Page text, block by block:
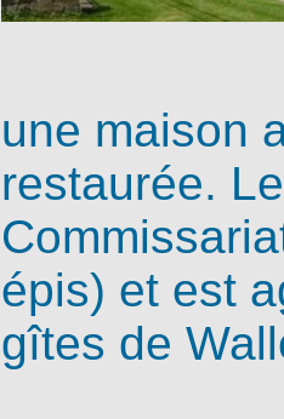
une maison
restaurée.
épis) et est
gîtes de